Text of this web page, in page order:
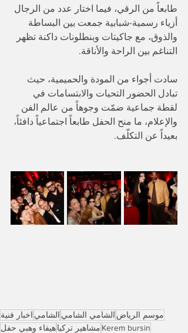
طابعاً من الرقي، فيما اختار عدد من الرجال
أزياء رسمية-شبابية جمعت بين البساطة
والذوق، مع جاكيتات وبنطلونات داكنة تظهر
التناغم بين الراحة والأناقة.
سادت أجواء من المودة والحميمية، حيث
تبادل الحضور التحيات والابتسامات في
لقطة جماعية ضمّت وجوهاً من عالم الفن
والإعلام، ما منح الحفل طابعاً اجتماعياً دافئاً،
بعيداً عن التكلّف.
اخبار فنية الشامي الشامي الشامي موسم الرياض
هيفاء وهبي حفلمشاهير تركيا Kerem bursin